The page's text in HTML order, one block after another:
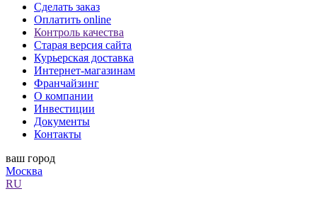
Сделать заказ
Оплатить online
Контроль качества
Старая версия сайта
Курьерская доставка
Интернет-магазинам
Франчайзинг
О компании
Инвестиции
Документы
Контакты
ваш город
Москва
RU